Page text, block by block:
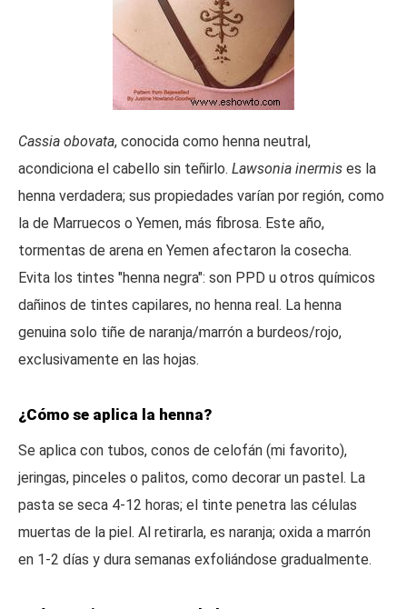
Cassia obovata, conocida como henna neutral,
acondiciona el cabello sin teñirlo. Lawsonia inermis es la
henna verdadera; sus propiedades varían por región, como
la de Marruecos o Yemen, más fibrosa. Este año,
tormentas de arena en Yemen afectaron la cosecha.
Evita los tintes "henna negra": son PPD u otros químicos
dañinos de tintes capilares, no henna real. La henna
genuina solo tiñe de naranja/marrón a burdeos/rojo,
exclusivamente en las hojas.
¿Cómo se aplica la henna?
Se aplica con tubos, conos de celofán (mi favorito),
jeringas, pinceles o palitos, como decorar un pastel. La
pasta se seca 4-12 horas; el tinte penetra las células
muertas de la piel. Al retirarla, es naranja; oxida a marrón
en 1-2 días y dura semanas exfoliándose gradualmente.